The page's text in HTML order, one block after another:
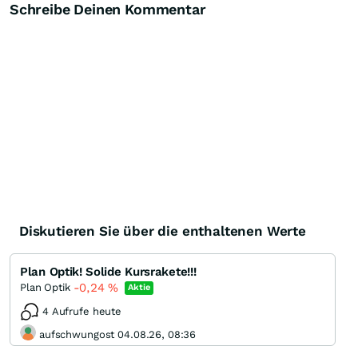
Schreibe Deinen Kommentar
Diskutieren Sie über die enthaltenen Werte
Plan Optik! Solide Kursrakete!!!
Plan Optik -0,24 % Aktie
4 Aufrufe heute
aufschwungost 04.08.26, 08:36